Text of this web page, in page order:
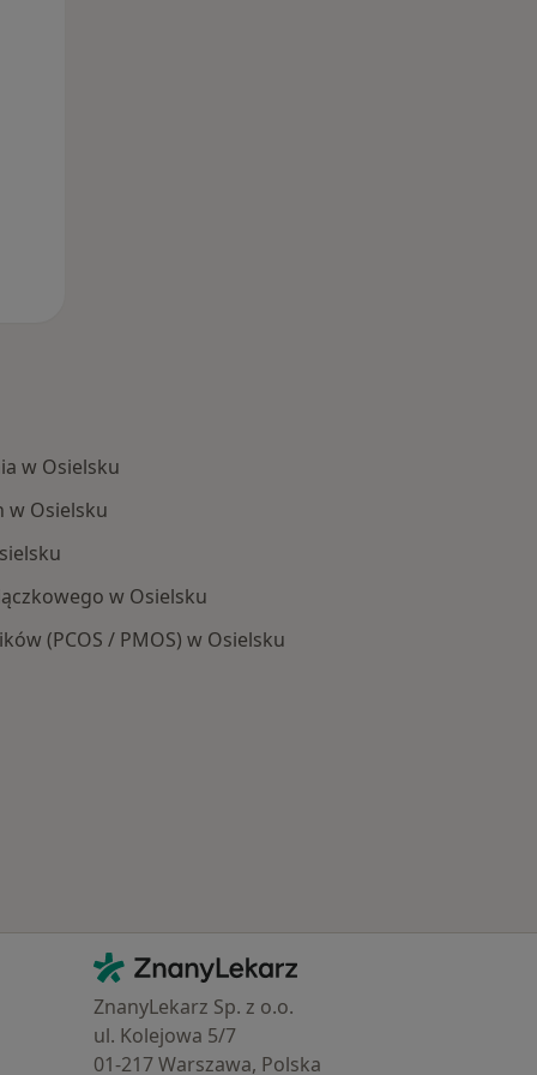
w Osielsku
w Osielsku
w Osielsku
(PCOS / PMOS) w Osielsku
Kontakt
ZnanyLekarz - Strona główna
ZnanyLekarz Sp. z o.o.
ul. Kolejowa 5/7
01-217 Warszawa, Polska